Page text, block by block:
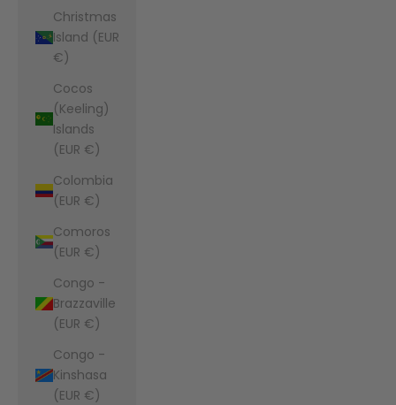
Christmas
Island (EUR
€)
Cocos
(Keeling)
Islands
(EUR €)
Colombia
(EUR €)
Comoros
(EUR €)
Congo -
Brazzaville
(EUR €)
Congo -
Kinshasa
(EUR €)